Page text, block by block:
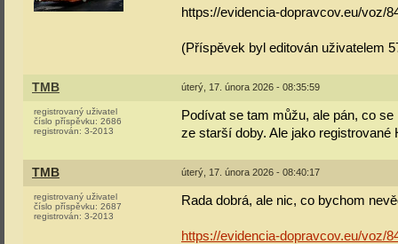
https://evidencia-dopravcov.eu/voz/
(Příspěvek byl editován uživatelem
TMB úterý, 17. února 2026 - 08:35:59
registrovaný uživatel
číslo příspěvku: 2686
registrován: 3-2013
Podívat se tam můžu, ale pán, co
ze starší doby. Ale jako registrované
TMB úterý, 17. února 2026 - 08:40:17
registrovaný uživatel
číslo příspěvku: 2687
registrován: 3-2013
Rada dobrá, ale nic, co bychom
https://evidencia-dopravcov.eu/voz/